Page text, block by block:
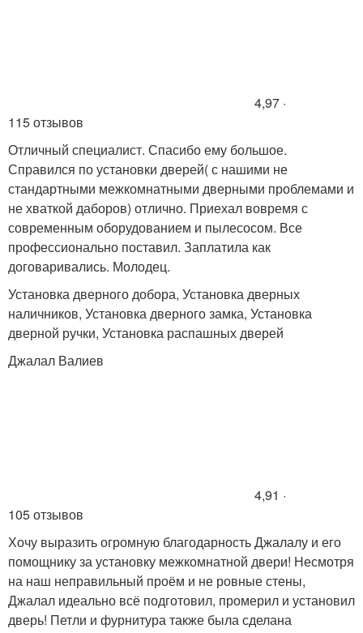
4,97 ·
115 отзывов
Отличный специалист. Спасибо ему большое.
Справился по установки дверей( с нашими не
стандартными межкомнатными дверными проблемами и
не хваткой даборов) отлично. Приехал вовремя с
современным оборудованием и пылесосом. Все
профессионально поставил. Заплатила как
договаривались. Молодец.
Установка дверного добора, Установка дверных
наличников, Установка дверного замка, Установка
дверной ручки, Установка распашных дверей
Джалал Валиев
4,91 ·
105 отзывов
Хочу выразить огромную благодарность Джалалу и его
помощнику за установку межкомнатной двери! Несмотря
на наш неправильный проём и не ровные стены,
Джалал идеально всё подготовил, промерил и установил
дверь! Петли и фурнитура также была сделана